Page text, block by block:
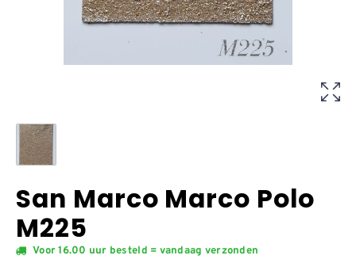
San Marco Marco Polo
M225
Voor 16.00 uur besteld = vandaag verzonden